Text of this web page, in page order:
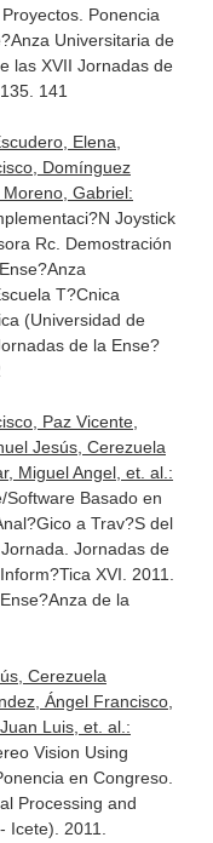
Ponencia
Universitaria de
las XVII Jornadas de
141
Elena,
Domínguez
Gabriel:
Joystick
Rc. Demostración
T?Cnica
(Universidad de
de la Ense?
Paz Vicente,
Jesús, Cerezuela
Miguel Angel, et. al.:
Basado en
a Trav?S del
Jornadas de
XVI. 2011.
de la
Cerezuela
Ángel Francisco,
Luis, et. al.:
Vision Using
en Congreso.
Processing and
Icete). 2011.